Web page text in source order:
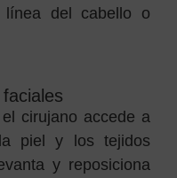
del cabello o
cirujano accede a
piel y los tejidos
y reposiciona